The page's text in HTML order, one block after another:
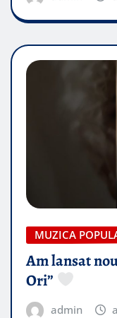
MUZICA
Am lansat
Ori”
admin